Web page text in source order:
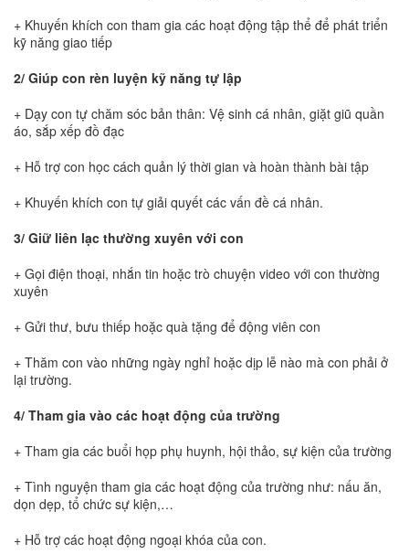
+ Khuyến khích con tham gia các hoạt động tập thể để phát triển
kỹ năng giao tiếp
2/ Giúp con rèn luyện kỹ năng tự lập
+ Dạy con tự chăm sóc bản thân: Vệ sinh cá nhân, giặt giũ quần
áo, sắp xếp đồ đạc
+ Hỗ trợ con học cách quản lý thời gian và hoàn thành bài tập
+ Khuyến khích con tự giải quyết các vấn đề cá nhân.
3/ Giữ liên lạc thường xuyên với con
+ Gọi điện thoại, nhắn tin hoặc trò chuyện video với con thường
xuyên
+ Gửi thư, bưu thiếp hoặc quà tặng để động viên con
+ Thăm con vào những ngày nghỉ hoặc dịp lễ nào mà con phải ở
lại trường.
4/ Tham gia vào các hoạt động của trường
+ Tham gia các buổi họp phụ huynh, hội thảo, sự kiện của trường
+ Tình nguyện tham gia các hoạt động của trường như: nấu ăn,
dọn dẹp, tổ chức sự kiện,…
+ Hỗ trợ các hoạt động ngoại khóa của con.